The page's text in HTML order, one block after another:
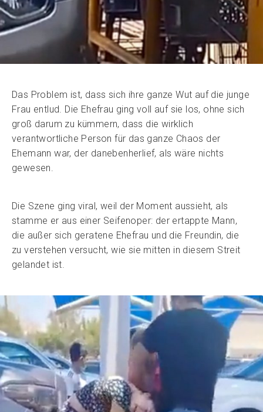
Das Problem ist, dass sich ihre ganze Wut auf die junge
Frau entlud. Die Ehefrau ging voll auf sie los, ohne sich
groß darum zu kümmern, dass die wirklich
verantwortliche Person für das ganze Chaos der
Ehemann war, der danebenherlief, als wäre nichts
gewesen.
Die Szene ging viral, weil der Moment aussieht, als
stamme er aus einer Seifenoper: der ertappte Mann,
die außer sich geratene Ehefrau und die Freundin, die
zu verstehen versucht, wie sie mitten in diesem Streit
gelandet ist.